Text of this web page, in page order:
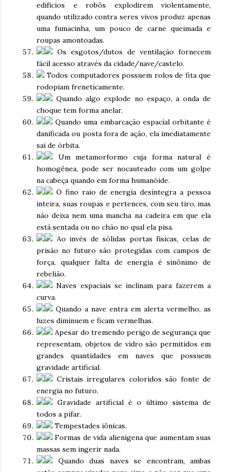
edifícios e robôs explodirem violentamente,
quando utilizado contra seres vivos produz apenas
uma fumacinha, um pouco de carne queimada e
roupas amontoadas.
Os esgotos/dutos de ventilação fornecem
fácil acesso através da cidade/nave/castelo.
Todos computadores possuem rolos de fita que
rodopiam freneticamente.
Quando algo explode no espaço, a onda de
choque tem forma anelar.
Quando uma embarcação espacial orbitante é
danificada ou posta fora de ação, ela imediatamente
sai de órbita.
Um metamorformo cuja forma natural é
homogênea, pode ser nocauteado com um golpe
na cabeça quando em forma humanóide.
O fino raio de energia desintegra a pessoa
inteira, suas roupas e pertences, com seu tiro, mas
não deixa nem uma mancha na cadeira em que ela
está sentada ou no chão no qual ela pisa.
Ao invés de sólidas portas físicas, celas de
prisão no futuro são protegidas com campos de
força, qualquer falta de energia é sinônimo de
rebelião.
Naves espaciais se inclinam para fazerem a
curva.
Quando a nave entra em alerta vermelho, as
luzes diminuem e ficam vermelhas.
Apesar do tremendo perigo de segurança que
representam, objetos de vidro são permitidos em
grandes quantidades em naves que possuem
gravidade artificial.
Cristais irregulares coloridos são fonte de
energia no futuro.
Gravidade artificial é o último sistema de
todos a pifar.
Tempestades iônicas.
Formas de vida alienígena que aumentam suas
massas sem ingerir nada.
Quando duas naves se encontram, ambas